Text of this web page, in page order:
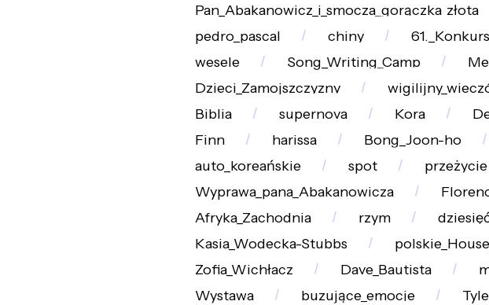
Pan_Abakanowicz_i_smocza_gorączka_złota
pedro_pascal
chiny
wesele
Song_Writing_Camp
Dzieci_Zamojszczyzny
Biblia
supernova Kora
Finn
harissa Bong_Joon-ho
auto_koreańskie
spot przeżycie
Wyprawa_pana_Abakanowicza
Afryka_Zachodnia
rzym
Kasia_Wodecka-Stubbs
Zofia_Wichłacz
Dave_Bautista
Wystawa
buzujące_emocje